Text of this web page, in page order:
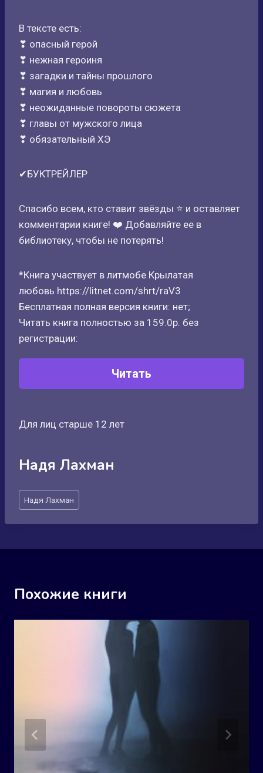
В тексте есть:
❣ опасный герой
❣ нежная героиня
❣ загадки и тайны прошлого
❣ магия и любовь
❣ неожиданные повороты сюжета
❣ главы от мужского лица
❣ обязательный ХЭ
✔БУКТРЕЙЛЕР
Спасибо всем, кто ставит звёзды ⭐ и оставляет
комментарии книге! ❤️ Добавляйте ее в
библиотеку, чтобы не потерять!
*Книга участвует в литмобе Крылатая
любовь https://litnet.com/shrt/raV3
Бесплатная полная версия книги: нет;
Читать книга полностью за 159.0р. без
регистрации:
Читать
Для лиц старше 12 лет
Надя Лахман
Метки
записи:
Надя Лахман
Похожие книги